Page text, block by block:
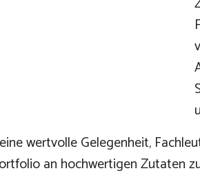
wertvolle Gelegenheit,
an hochwertigen Zutaten